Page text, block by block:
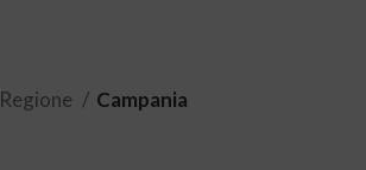
Regione Campania